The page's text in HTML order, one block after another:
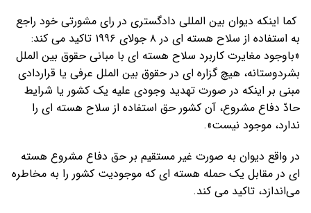
کما اینکه دیوان بین المللی دادگستری در رای مشورتی خود راجع
به استفاده از سلاح هسته ای در ۸ جولای ۱۹۹۶ تاکید می کند:
«باوجود مغایرت کاربرد سلاح هسته ای با مبانی حقوق بین الملل
بشردوستانه، هیچ گزاره ای در حقوق بین الملل عرفی یا قراردادی
مبنی بر اینکه در صورت تهدید وجودی علیه یک کشور یا شرایط
حادّ دفاع مشروع، آن کشور حق استفاده از سلاح هسته ای را
ندارد، موجود نیست».
در واقع دیوان به صورت غیر مستقیم بر حق دفاع مشروع هسته
ای در مقابل یک حمله هسته ای که موجودیت کشور را به مخاطره
می‌اندازد، تاکید می کند.